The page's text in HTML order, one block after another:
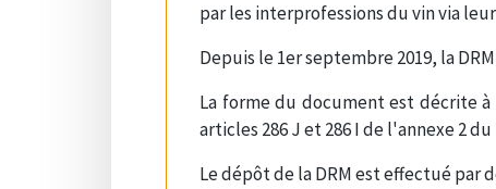
par les interprofessions du vin via
Depuis le 1er septembre 2019, la
La forme du document est décrite
articles 286 J et 286 I de l'annexe 2
Le dépôt de la DRM est effectué par